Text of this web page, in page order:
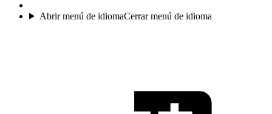
Abrir menú de idiomaCerrar menú de idioma